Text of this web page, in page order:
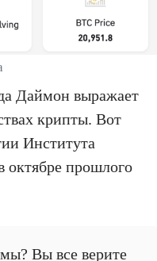
Даймон выражает
крипты. Вот
Института
прошлого
Вы все верите